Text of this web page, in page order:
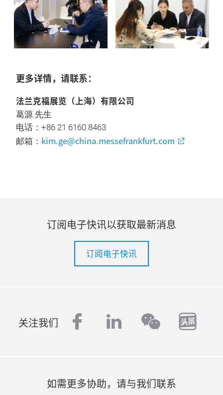
更多详情，请联系：
法兰克福展览（上海）有限公司
葛源 先生
电话：+86 21 6160 8463
邮箱： kim.ge@china.messefrankfurt.com
订阅电子快讯以获取最新消息
订阅电子快讯
关注我们 facebook
linkedinwechat
如需更多协助，请与我们联系